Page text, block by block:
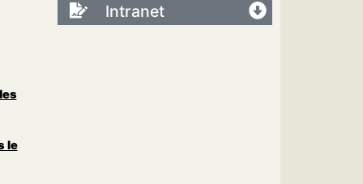
le
Intranet